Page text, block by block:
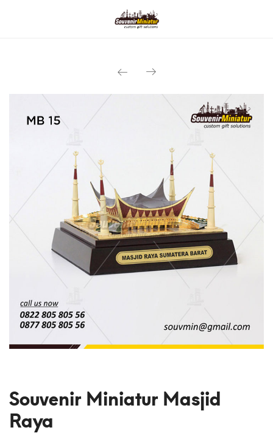
Souvenir Miniatur Masjid
Raya